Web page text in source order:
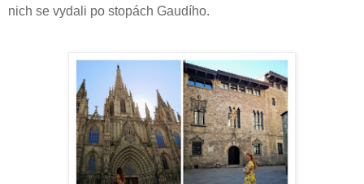
nich se vydali po stopách Gaudího.